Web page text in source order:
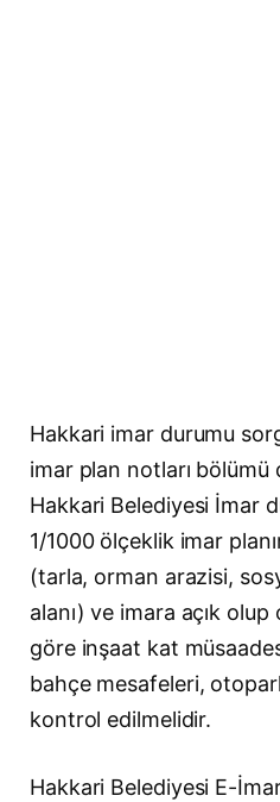
Hakkari imar durumu
imar plan notları
Hakkari Belediyesi İmar
1/1000 ölçeklik imar
(tarla, orman arazisi,
alanı) ve imara açık olup
göre inşaat kat
bahçe mesafeleri,
kontrol edilmelidir.
Hakkari Belediyesi E-